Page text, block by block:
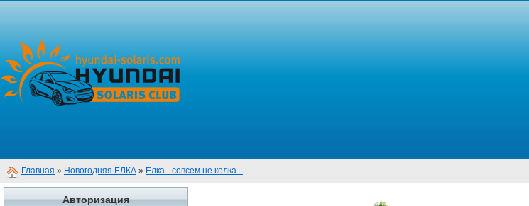
Главная » Новогодняя ЁЛКА » Елка - совсем не колка...
Авторизация